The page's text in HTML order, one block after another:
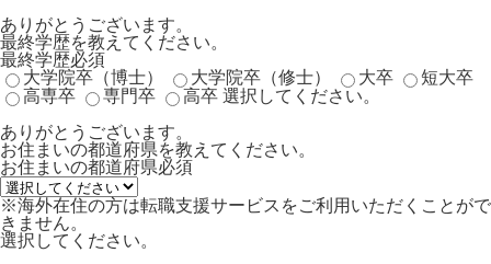
ありがとうございます。
最終学歴を教えてください。
最終学歴必須
大学院卒（博士）
大学院卒（修士） 大卒
短大卒
高専卒
専門卒 高卒 選択してください。
ありがとうございます。
お住まいの都道府県を教えてください。
お住まいの都道府県必須
※海外在住の方は転職支援サービスをご利用いただくことがで
きません。
選択してください。